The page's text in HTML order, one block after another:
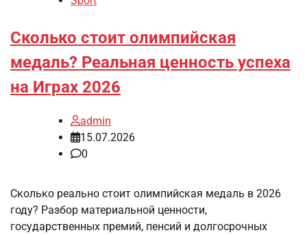
Сколько стоит олимпийская
медаль? Реальная ценность успеха
на Играх 2026
admin
15.07.2026
0
Сколько реально стоит олимпийская медаль в 2026
году? Разбор материальной ценности,
государственных премий, пенсий и долгосрочных